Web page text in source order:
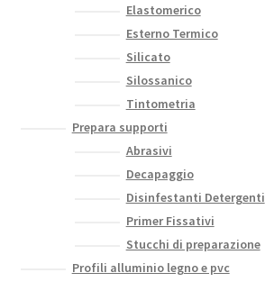
Elastomerico
Esterno Termico
Silicato
Silossanico
Tintometria
Prepara supporti
Abrasivi
Decapaggio
Disinfestanti Detergenti
Primer Fissativi
Stucchi di preparazione
Profili alluminio legno e pvc